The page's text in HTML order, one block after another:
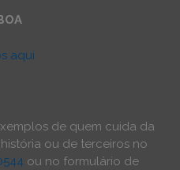
aqui
de quem cuida da
ou de terceiros no
ou no formulário de